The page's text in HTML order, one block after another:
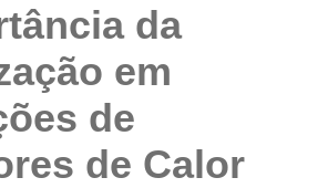
da
em
de
de Calor